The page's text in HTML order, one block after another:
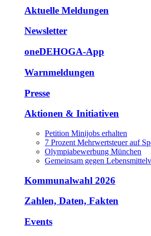
Aktuelle Meldungen
Newsletter
oneDEHOGA-App
Warnmeldungen
Presse
Aktionen & Initiativen
Petition Minijobs erhalten
7 Prozent Mehrwertsteuer auf
Olympiabewerbung München
Gemeinsam gegen
Kommunalwahl 2026
Zahlen, Daten, Fakten
Events